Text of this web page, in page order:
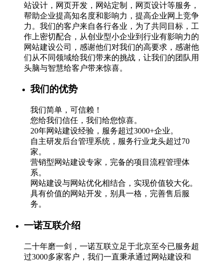
站设计，网页开发，网站定制，网页设计等服务，
帮助企业提高知名度和影响力，提高企业网上竞争
力。我们的客户来自各行各业，为了共同目标，工
作上密切配合，从创业型小企业到行业有影响力的
网站建设公司，感谢他们对我们的高要求，感谢他
们从不同领域给我们带来的挑战，让我们的团队用
头脑与智慧给客户带来惊喜。
我们的优势
我们简单，可信赖！
您给我们信任，我们给您惊喜。
20年网站建设经验，服务超过3000+企业。
自主研发后台管理系统，服务行业龙头超过70
家。
营销型网站建设专家，完备的项目流程管理体
系。
网站建设与网站优化相结合，实现价值较大化。
具有价值的网站开发，别具一格，完善售后服
务。
一诺互联介绍
二十年磨一剑，一诺互联立足于北京至今已服务超
过3000多家客户，我们一直秉承通过网站建设和